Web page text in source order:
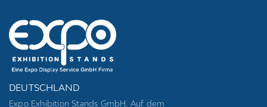
DEUTSCHLAND
Expo Exhibition Stands GmbH, Auf dem